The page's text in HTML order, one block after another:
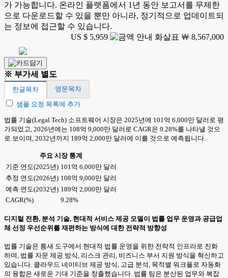
가 가능합니다. 온라인 플랫폼에서 1년 동안 보고서를 무제한
으로 다운로드할 수 있을 뿐만 아니라, 정기적으로 업데이트되
는 정보에 접근할 수 있습니다.
US $ 5,959
￦ 8,567,000
※ 부가세 별도
한글목차
영문목차
샘플 요청 목록에 추가
법률 기술(Legal Tech) 소프트웨어 시장은 2025년에 101억 6,000만 달러로 평
가되었고, 2026년에는 108억 9,000만 달러로 CAGR은 9.28%를 나타낼 것으
로 보이며, 2032년까지 189억 2,000만 달러에 이를 것으로 예측됩니다.
주요 시장 통계
기준 연도(2025년) 101억 6,000만 달러
추정 연도(2026년) 108억 9,000만 달러
예측 연도(2032년) 189억 2,000만 달러
CAGR(%)
9.28%
디지털 전환, 분석 기술, 현대적 서비스 제공 모델이 법률 업무 운영과 공급업
체 선정 우선순위를 재편하는 방식에 대한 전략적 방향성
법률 기술은 틈새 도구에서 현대적 법률 운영을 위한 전략적 인프라로 진화
하며, 법률 자문 제공 방식, 리스크 관리, 비즈니스 부서 지원 방식을 혁신하고
있습니다. 클라우드 네이티브 제공 방식, 고급 분석, 목적별 워크플로 자동화
의 융합은 새로운 기대 기준을 창출했습니다. 법률 팀은 분산된 업무와 복잡